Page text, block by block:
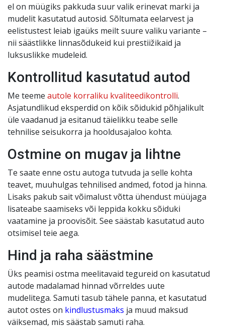
el on müügiks pakkuda suur valik erinevat marki ja
mudelit kasutatud autosid. Sõltumata eelarvest ja
eelistustest leiab igaüks meilt suure valiku variante –
nii säästlikke linnasõdukeid kui prestiižikaid ja
luksuslikke mudeleid.
Kontrollitud kasutatud autod
Me teeme autole korraliku kvaliteedikontrolli.
Asjatundlikud eksperdid on kõik sõidukid põhjalikult
üle vaadanud ja esitanud täielikku teabe selle
tehnilise seisukorra ja hooldusajaloo kohta.
Ostmine on mugav ja lihtne
Te saate enne ostu autoga tutvuda ja selle kohta
teavet, muuhulgas tehnilised andmed, fotod ja hinna.
Lisaks pakub sait võimalust võtta ühendust müüjaga
lisateabe saamiseks või leppida kokku sõiduki
vaatamine ja proovisõit. See säästab kasutatud auto
otsimisel teie aega.
Hind ja raha säästmine
Üks peamisi ostma meelitavaid tegureid on kasutatud
autode madalamad hinnad võrreldes uute
mudelitega. Samuti tasub tähele panna, et kasutatud
autot ostes on kindlustusmaks ja muud maksud
väiksemad, mis säästab samuti raha.